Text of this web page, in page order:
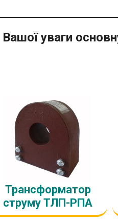
уваги
Трансформатор
струму ТЛП-РПА